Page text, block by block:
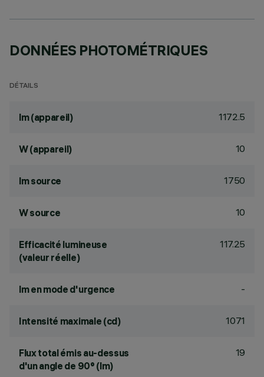
DONNÉES PHOTOMÉTRIQUES
DÉTAILS
lm (appareil) 1172.5
W (appareil) 10
lm source 1750
W source 10
Efficacité lumineuse
(valeur réelle)
117.25
lm en mode d'urgence -
Intensité maximale (cd) 1071
Flux total émis au-dessus
d'un angle de 90° (lm)
19